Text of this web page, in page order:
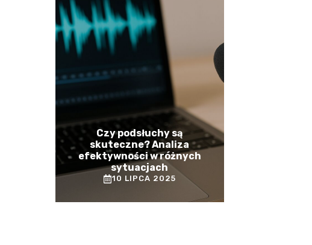
Czy podsłuchy są
skuteczne? Analiza
efektywności w różnych
sytuacjach
10 LIPCA 2025